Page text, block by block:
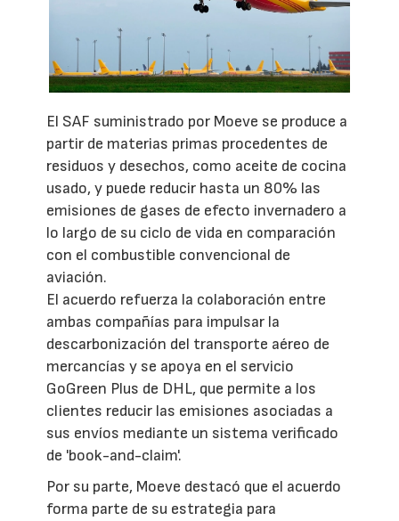
El SAF suministrado por Moeve se produce a
partir de materias primas procedentes de
residuos y desechos, como aceite de cocina
usado, y puede reducir hasta un 80% las
emisiones de gases de efecto invernadero a
lo largo de su ciclo de vida en comparación
con el combustible convencional de
aviación.
El acuerdo refuerza la colaboración entre
ambas compañías para impulsar la
descarbonización del transporte aéreo de
mercancías y se apoya en el servicio
GoGreen Plus de DHL, que permite a los
clientes reducir las emisiones asociadas a
sus envíos mediante un sistema verificado
de 'book-and-claim'.
Por su parte, Moeve destacó que el acuerdo
forma parte de su estrategia para